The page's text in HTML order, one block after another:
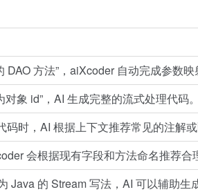
方法”，aiXcoder 自动完成参数映
象 id”，AI 生成完整的流式处理代码。
时，AI 根据上下文推荐常见的注解或
会根据现有字段和方法命名推荐合
Java 的 Stream 写法，AI 可以辅助生成